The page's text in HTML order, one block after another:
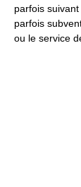
parfois
parfois
ou le service